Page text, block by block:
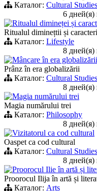
Каталог: Cultural Studies
6 дней(я)
Ritualul dimineței și
Ritualul diminețtii și
Каталог: Lifestyle
8 дней(я)
Mâncare în era globalizării
Prânz în era globalizării
Каталог: Cultural Studies
8 дней(я)
Magia numărului trei
Magia numărului trei
Каталог: Philosophy
8 дней(я)
Vizitatorul ca cod cultural
Oaspet ca cod cultural
Каталог: Cultural Studies
8 дней(я)
Proorocul Ilie în artă și
Proorocul Ilija în artă și
Каталог: Arts